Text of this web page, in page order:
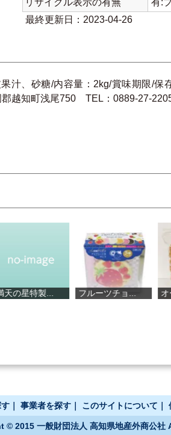
最終更新日：2023-04-26
汁、砂糖/内容量：2kg/賞味期限/保
越知町浅尾750 TEL：0889-27-
星特製... フルーツチョ... オーガ
事業者を探す このサイトについて
© 2015 一般財団法人 高知県地産外商公